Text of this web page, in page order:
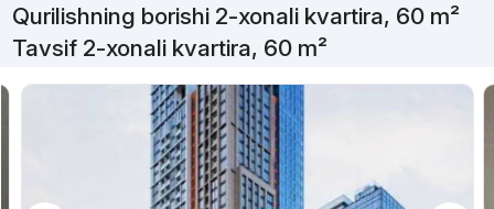
Qurilishning borishi 2-xonali kvartira, 60 m²
Tavsif 2-xonali kvartira, 60 m²